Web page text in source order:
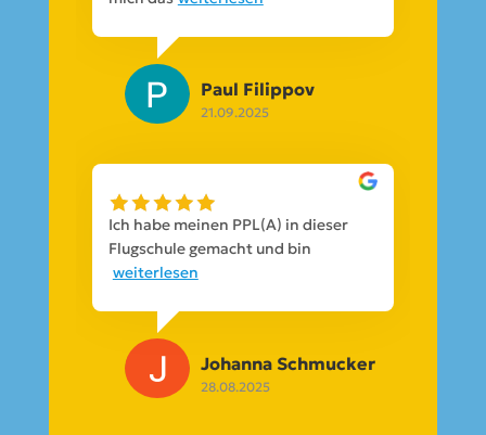
Paul Filippov
21.09.2025
Ich habe meinen PPL(A) in dieser
Flugschule gemacht und bin
weiterlesen
Johanna Schmucker
28.08.2025